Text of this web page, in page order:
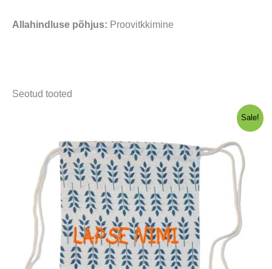
Allahindluse põhjus: Proovitkkimine
Seotud tooted
Sale!